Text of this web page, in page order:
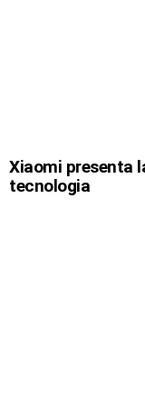
Xiaomi presenta
tecnologia